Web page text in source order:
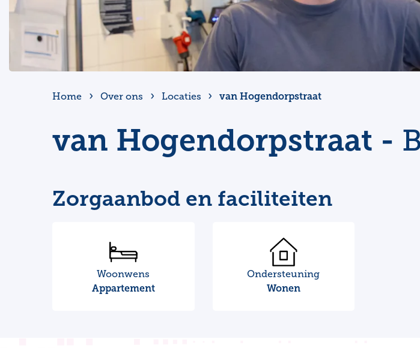
Home Over ons Locaties van Hogendorpstraat
van Hogendorpstraat -
Zorgaanbod en faciliteiten
Woonwens
Appartement
Ondersteuning
Wonen